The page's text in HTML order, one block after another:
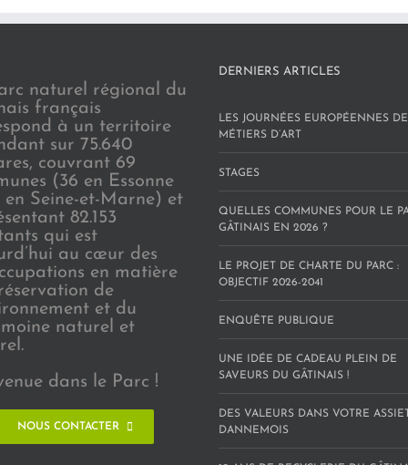
naturel régional du
français
à un territoire
sur 75.640
couvrant 69
(36 en Essonne
en Seine-et-Marne) et
82.153
qui est
au cœur des
en matière
de
et du
naturel et
dans le Parc !
NOUS CONTACTER
DERNIERS ARTICLES
LES JOURNÉES EUROPÉENNES
MÉTIERS D’ART
STAGES
QUELLES COMMUNES POUR LE
GÂTINAIS EN 2026 ?
LE PROJET DE CHARTE DU PARC :
OBJECTIF 2026-2041
ENQUÊTE PUBLIQUE
UNE IDÉE DE CADEAU PLEIN DE
SAVEURS DU GÂTINAIS !
DES VALEURS DANS VOTRE
DANNEMOIS